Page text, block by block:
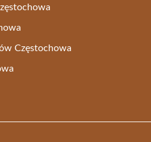
Częstochowa